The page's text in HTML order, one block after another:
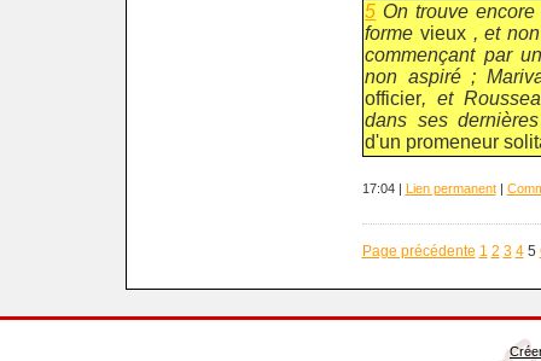
5 On trouve
formevieux , et
commençant par
non aspiré ;
officier, et
dans ses
d'un promeneur
17:04 | Lien permanent|
Page précédente 1 2 3 4 5